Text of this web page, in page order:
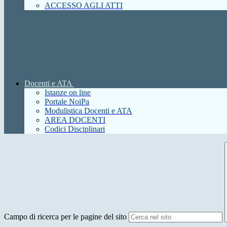
ACCESSO AGLI ATTI
Docenti e ATA
Istanze on line
Portale NoiPa
Modulistica Docenti e ATA
AREA DOCENTI
Codici Disciplinari
Campo di ricerca per le pagine del sito